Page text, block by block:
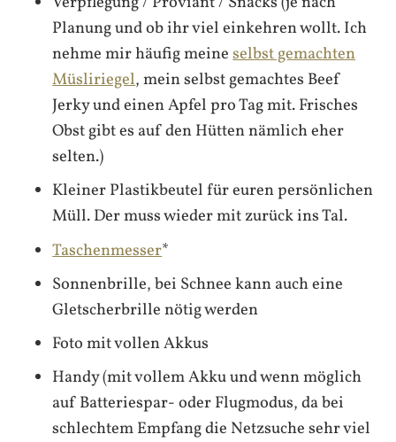
Planung und ob ihr viel einkehren wollt. Ich
nehme mir häufig meineselbst gemachten
Müsliriegel, mein selbst gemachtes Beef
Jerky und einen Apfel pro Tag mit. Frisches
Obst gibt es auf den Hütten nämlich eher
selten.)
Kleiner Plastikbeutel für euren persönlichen
Müll. Der muss wieder mit zurück ins Tal.
Taschenmesser*
Sonnenbrille, bei Schnee kann auch eine
Gletscherbrille nötig werden
Foto mit vollen Akkus
Handy (mit vollem Akku und wenn möglich
auf Batteriespar- oder Flugmodus, da bei
schlechtem Empfang die Netzsuche sehr viel